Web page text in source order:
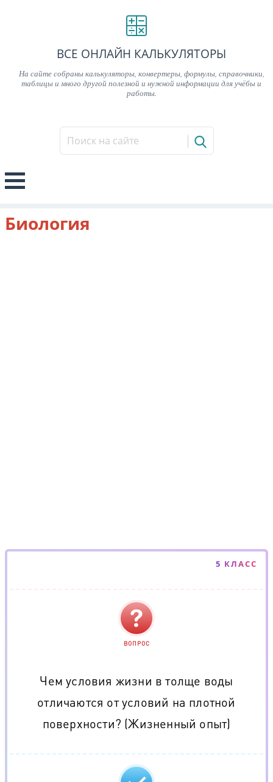
ВСЕ ОНЛАЙН КАЛЬКУЛЯТОРЫ
На сайте собраны калькуляторы, конвертеры, формулы, справочники,
таблицы и много другой полезной и нужной информации для учёбы и
работы.
Биология
5 КЛАСС
ВОПРОС
Чем условия жизни в толще воды
отличаются от условий на плотной
поверхности? (Жизненный опыт)